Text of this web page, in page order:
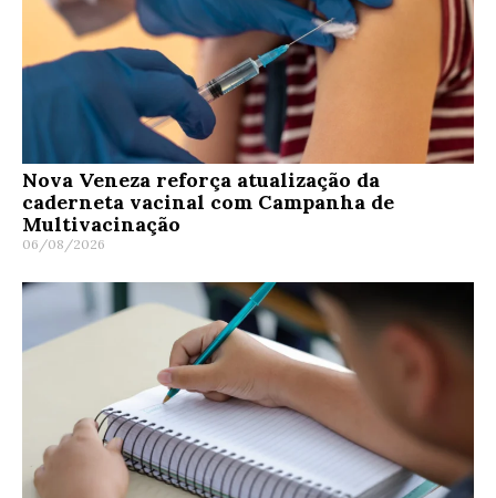
Nova Veneza reforça atualização da
caderneta vacinal com Campanha de
Multivacinação
06/08/2026